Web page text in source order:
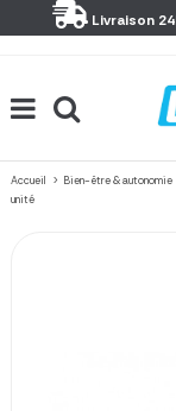
Livraison
Accueil Bien-être & autonomie
unité
Panneau de gestion des